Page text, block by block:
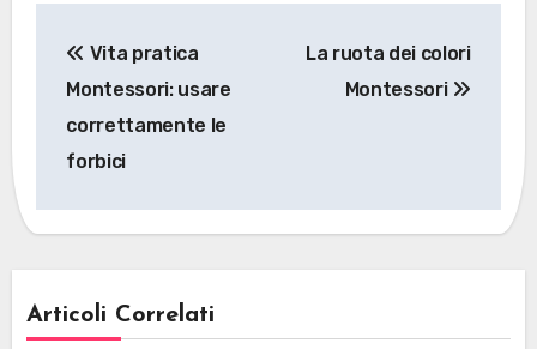
articoli
Vita pratica
Montessori: usare
correttamente le
forbici
La ruota dei colori
Montessori
Articoli Correlati